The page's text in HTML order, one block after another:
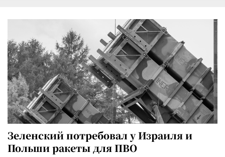
Зеленский потребовал у Израиля и
Польши ракеты для ПВО